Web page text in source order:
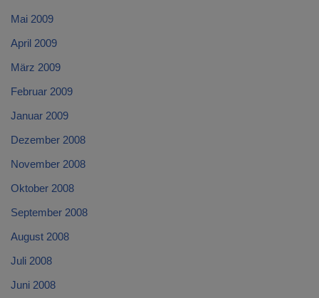
Mai 2009
April 2009
März 2009
Februar 2009
Januar 2009
Dezember 2008
November 2008
Oktober 2008
September 2008
August 2008
Juli 2008
Juni 2008